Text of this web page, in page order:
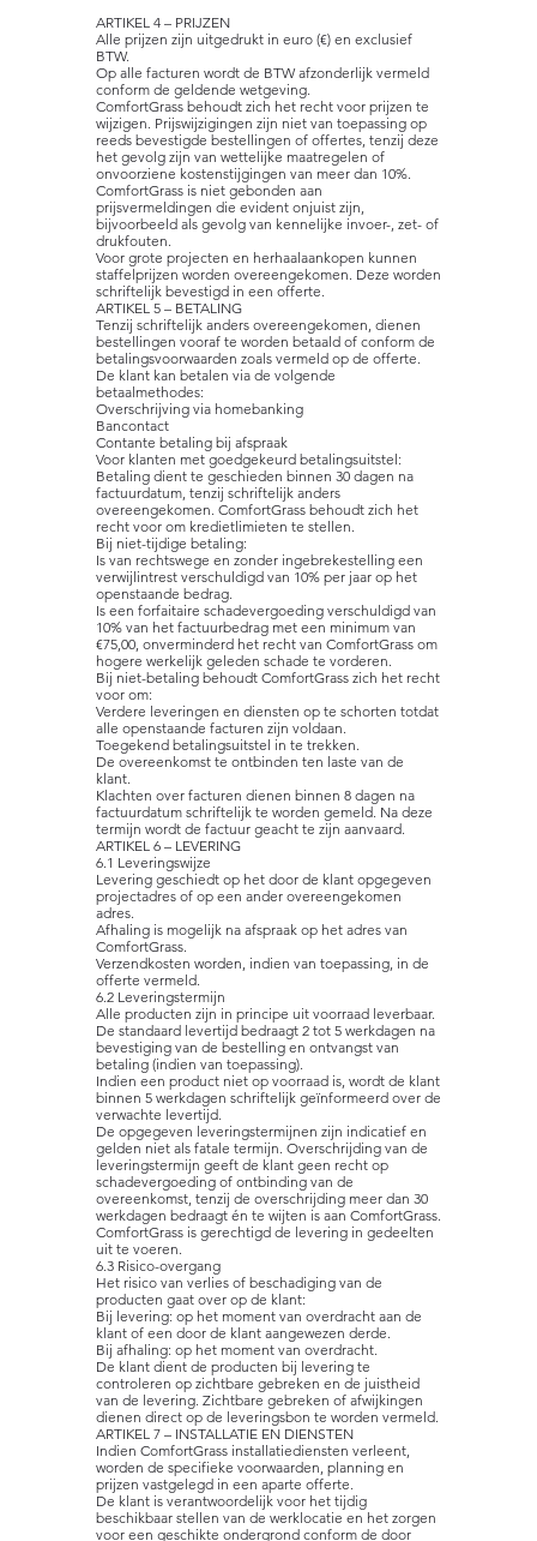
ARTIKEL 4 – PRIJZEN
Alle prijzen zijn uitgedrukt in euro (€) en exclusief
BTW.
Op alle facturen wordt de BTW afzonderlijk vermeld
conform de geldende wetgeving.
ComfortGrass behoudt zich het recht voor prijzen te
wijzigen. Prijswijzigingen zijn niet van toepassing op
reeds bevestigde bestellingen of offertes, tenzij deze
het gevolg zijn van wettelijke maatregelen of
onvoorziene kostenstijgingen van meer dan 10%.
ComfortGrass is niet gebonden aan
prijsvermeldingen die evident onjuist zijn,
bijvoorbeeld als gevolg van kennelijke invoer-, zet- of
drukfouten.
Voor grote projecten en herhaalaankopen kunnen
staffelprijzen worden overeengekomen. Deze worden
schriftelijk bevestigd in een offerte.
ARTIKEL 5 – BETALING
Tenzij schriftelijk anders overeengekomen, dienen
bestellingen vooraf te worden betaald of conform de
betalingsvoorwaarden zoals vermeld op de offerte.
De klant kan betalen via de volgende
betaalmethodes:
Overschrijving via homebanking
Bancontact
Contante betaling bij afspraak
Voor klanten met goedgekeurd betalingsuitstel:
Betaling dient te geschieden binnen 30 dagen na
factuurdatum, tenzij schriftelijk anders
overeengekomen. ComfortGrass behoudt zich het
recht voor om kredietlimieten te stellen.
Bij niet-tijdige betaling:
Is van rechtswege en zonder ingebrekestelling een
verwijlintrest verschuldigd van 10% per jaar op het
openstaande bedrag.
Is een forfaitaire schadevergoeding verschuldigd van
10% van het factuurbedrag met een minimum van
€75,00, onverminderd het recht van ComfortGrass om
hogere werkelijk geleden schade te vorderen.
Bij niet-betaling behoudt ComfortGrass zich het recht
voor om:
Verdere leveringen en diensten op te schorten totdat
alle openstaande facturen zijn voldaan.
Toegekend betalingsuitstel in te trekken.
De overeenkomst te ontbinden ten laste van de
klant.
Klachten over facturen dienen binnen 8 dagen na
factuurdatum schriftelijk te worden gemeld. Na deze
termijn wordt de factuur geacht te zijn aanvaard.
ARTIKEL 6 – LEVERING
6.1 Leveringswijze
Levering geschiedt op het door de klant opgegeven
projectadres of op een ander overeengekomen
adres.
Afhaling is mogelijk na afspraak op het adres van
ComfortGrass.
Verzendkosten worden, indien van toepassing, in de
offerte vermeld.
6.2 Leveringstermijn
Alle producten zijn in principe uit voorraad leverbaar.
De standaard levertijd bedraagt 2 tot 5 werkdagen na
bevestiging van de bestelling en ontvangst van
betaling (indien van toepassing).
Indien een product niet op voorraad is, wordt de klant
binnen 5 werkdagen schriftelijk geïnformeerd over de
verwachte levertijd.
De opgegeven leveringstermijnen zijn indicatief en
gelden niet als fatale termijn. Overschrijding van de
leveringstermijn geeft de klant geen recht op
schadevergoeding of ontbinding van de
overeenkomst, tenzij de overschrijding meer dan 30
werkdagen bedraagt én te wijten is aan ComfortGrass.
ComfortGrass is gerechtigd de levering in gedeelten
uit te voeren.
6.3 Risico-overgang
Het risico van verlies of beschadiging van de
producten gaat over op de klant:
Bij levering: op het moment van overdracht aan de
klant of een door de klant aangewezen derde.
Bij afhaling: op het moment van overdracht.
De klant dient de producten bij levering te
controleren op zichtbare gebreken en de juistheid
van de levering. Zichtbare gebreken of afwijkingen
dienen direct op de leveringsbon te worden vermeld.
ARTIKEL 7 – INSTALLATIE EN DIENSTEN
Indien ComfortGrass installatiediensten verleent,
worden de specifieke voorwaarden, planning en
prijzen vastgelegd in een aparte offerte.
De klant is verantwoordelijk voor het tijdig
beschikbaar stellen van de werklocatie en het zorgen
voor een geschikte ondergrond conform de door